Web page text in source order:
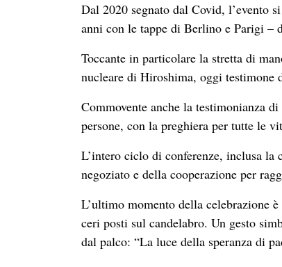
Dal 2020 segnato dal Covid, l’evento
anni con le tappe di Berlino e Parigi –
Toccante in particolare la stretta di
nucleare di Hiroshima, oggi testimone
Commovente anche la testimonianza
persone, con la preghiera per tutte le
L’intero ciclo di conferenze, inclusa la
negoziato e della cooperazione per
L’ultimo momento della celebrazione
ceri posti sul candelabro. Un gesto
dal palco: “La luce della speranza di